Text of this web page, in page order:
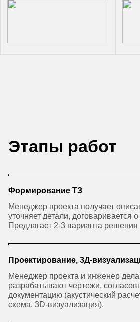
Этапы работ
Формирование ТЗ
Менеджер проекта получает
уточняет детали, договаривается о
Предлагает 2-3 варианта
Проектирование, 3Д-
Менеджер проекта и инженер
разрабатывают чертежи,
документацию (акустический
схема, 3D-визуализация).